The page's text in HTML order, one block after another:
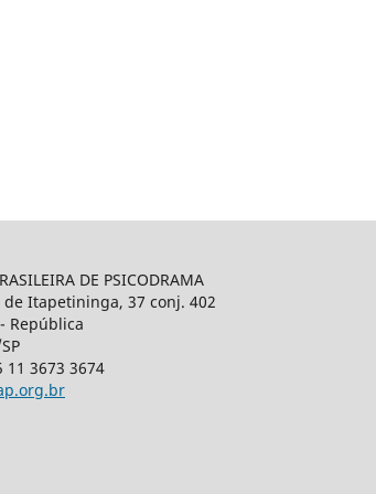
DE PSICODRAMA
de Itapetininga, 37 conj. 402
República
11 3673 3674